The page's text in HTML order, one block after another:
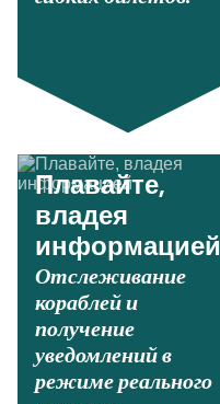
Плавайте,
владея
информацией
Отслеживание
кораблей и
получение
уведомлений в
режиме реального